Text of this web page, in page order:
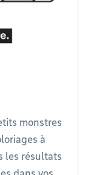
monstres
à
les résultats